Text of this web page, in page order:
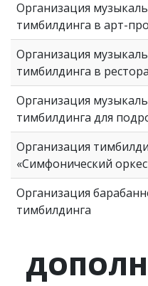
Организация
тимбилдинга в арт-
Организация
тимбилдинга в
Организация
тимбилдинга для
Организация
«Симфонический
Организация
тимбилдинга